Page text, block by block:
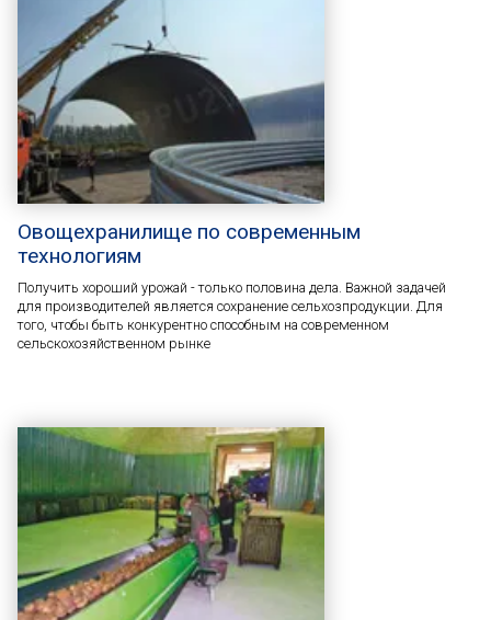
Овощехранилище по современным
технологиям
Получить хороший урожай - только половина дела. Важной задачей
для производителей является сохранение сельхозпродукции. Для
того, чтобы быть конкурентно способным на современном
сельскохозяйственном рынке